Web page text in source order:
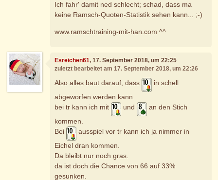
Ich fahr' damit ned schlecht; schad, dass ma
keine Ramsch-Quoten-Statistik sehen kann... ;-)
www.ramschtraining-mit-han.com ^^
Esreichen61, 17. September 2018, um 22:25
zuletzt bearbeitet am 17. September 2018, um 22:26
Also alles baut darauf, dass
in schell
abgeworfen werden kann.
bei tr kann ich mit
und
an den Stich
kommen.
Bei
ausspiel vor tr kann ich ja nimmer in
Eichel dran kommen.
Da bleibt nur noch gras.
da ist doch die Chance von 66 auf 33%
gesunken.